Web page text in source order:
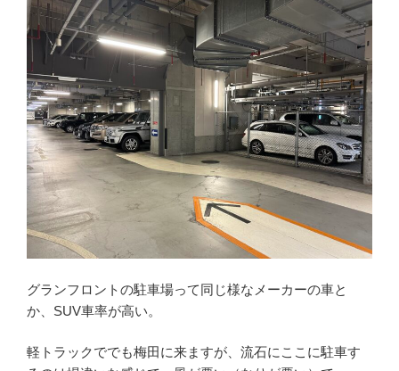
グランフロントの駐車場って同じ様なメーカーの車と
か、SUV車率が高い。
軽トラックででも梅田に来ますが、流石にここに駐車す